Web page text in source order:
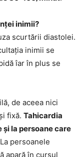
inimii?
scurtării diastolei.
inimii se
îar în plus se
de aceea nici
fixă. Tahicardia
și la persoane care
persoanele
apară în cursul